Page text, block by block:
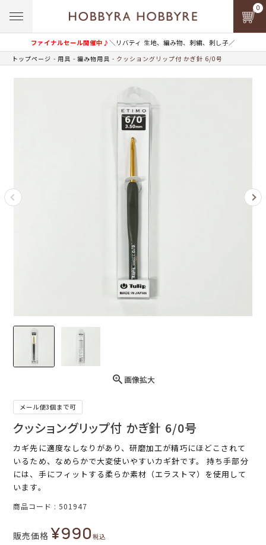
ファイナルセール開催中♪＼リバティ 生地、編み物、刺繍、刺し子／
0
トップページ 用具 編み物用具 クッショングリップ付 かぎ針 6/0号
画像拡大
メール便3個まで可
クッショングリップ付 かぎ針 6/0号
カギ先に適度なしなりがあり、研磨加工が精巧にほどこされて
いるため、なめらかで大変使いやすいカギ針です。 持ち手部分
には、手にフィットする柔らか素材（エラストマ）を使用して
います。
商品コード 501947
販売価格 ¥990税込